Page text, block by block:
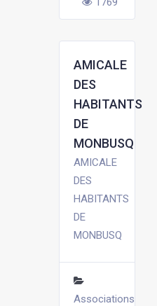
AMICALE
DES
HABITANTS
DE
MONBUSQ
AMICALE
DES
HABITANTS
DE
MONBUSQ
Associations